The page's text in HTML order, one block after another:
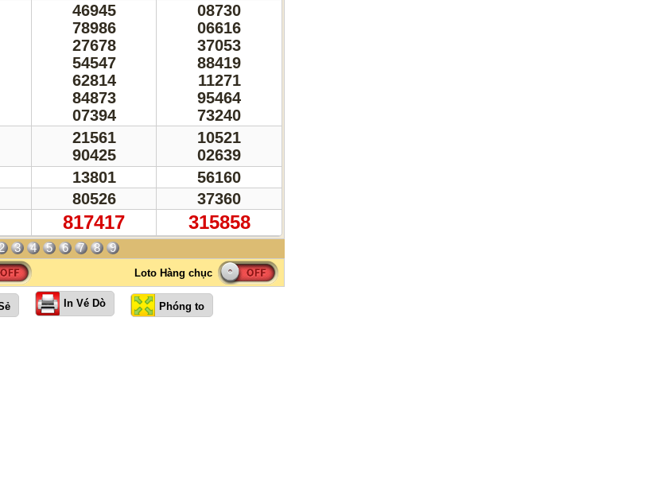
46945
78986
27678
54547
62814
84873
07394
21561
90425
13801
80526
817417
08730
06616
37053
88419
11271
95464
73240
10521
02639
56160
37360
315858
3 4 5 6 7 8 9
In Vé Dò